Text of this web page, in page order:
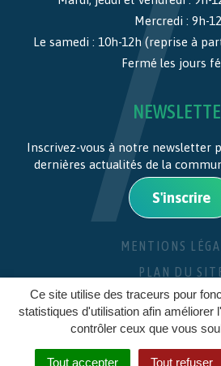
Ce site utilise des traceurs pour
statistiques d'utilisation afin améliorer
contrôler ceux que vous
Tout accepter Tout refuser
Mercredi : 9h-
Le samedi : 10h-12h (reprise à
Fermé les jours
Inscrivez-vous à notre newsletter
dernières actualités de la
S'inscrire
MENTIONS
PLAN DU
CRÉDITS